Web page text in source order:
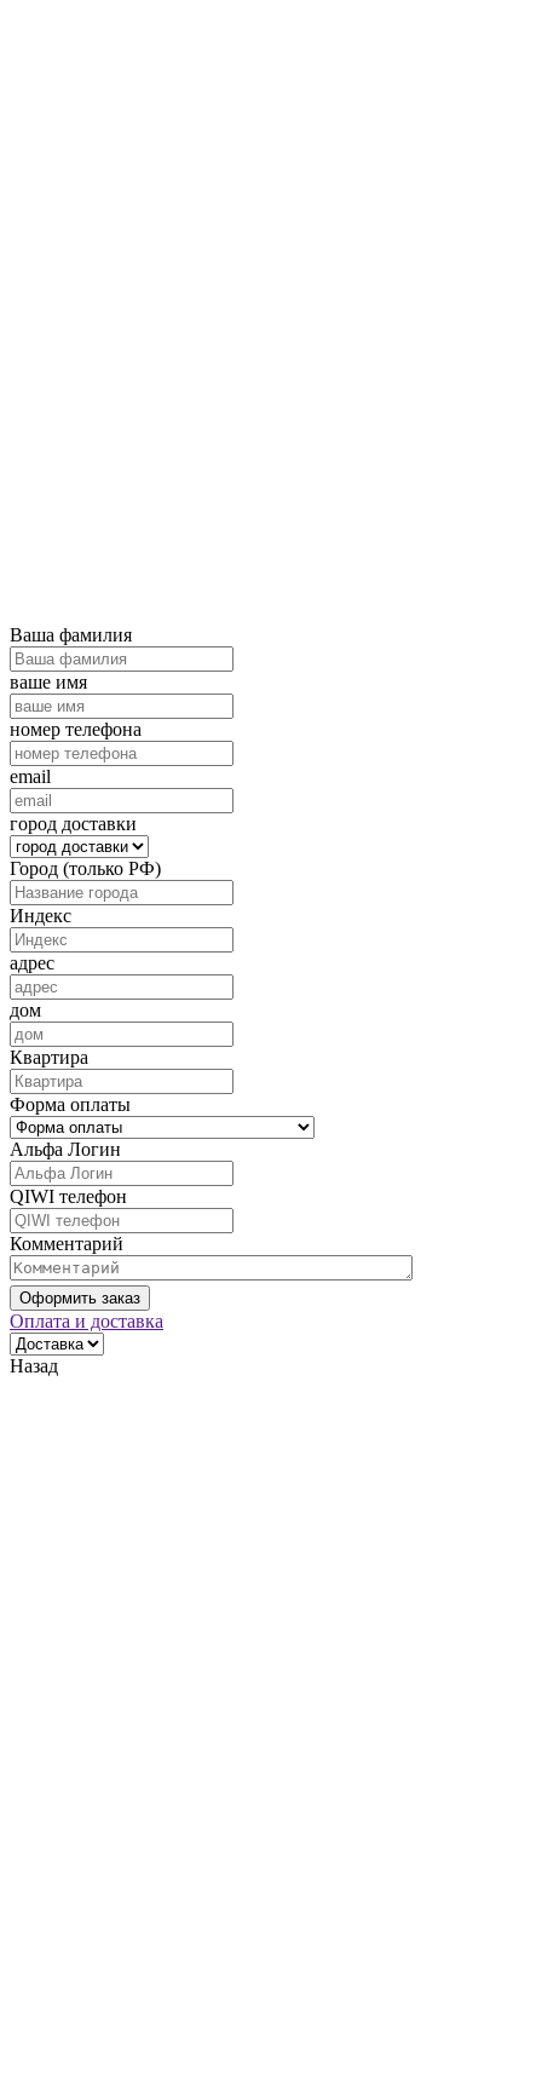
Ваша фамилия
ваше имя
номер телефона
email
город доставки
Город (только РФ)
Индекс
адрес
дом
Квартира
Форма оплаты
Альфа Логин
QIWI телефон
Комментарий
Оформить заказ
Оплата и доставка
Назад